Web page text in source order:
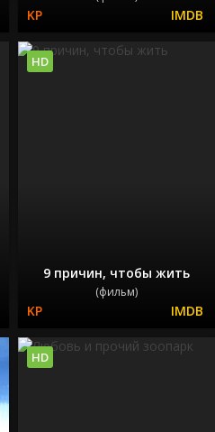
9 причин, чтобы жить
(фильм)
HD
HD